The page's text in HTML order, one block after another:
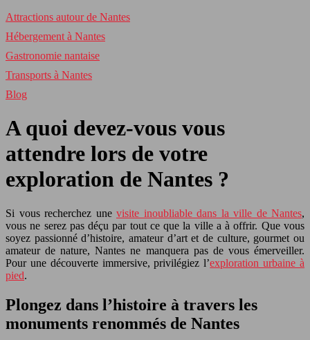
Attractions autour de Nantes
Hébergement à Nantes
Gastronomie nantaise
Transports à Nantes
Blog
A quoi devez-vous vous
attendre lors de votre
exploration de Nantes ?
Si vous recherchez une visite inoubliable dans la ville de Nantes,
vous ne serez pas déçu par tout ce que la ville a à offrir. Que vous
soyez passionné d’histoire, amateur d’art et de culture, gourmet ou
amateur de nature, Nantes ne manquera pas de vous émerveiller.
Pour une découverte immersive, privilégiez l’exploration urbaine à
pied.
Plongez dans l’histoire à travers les
monuments renommés de Nantes